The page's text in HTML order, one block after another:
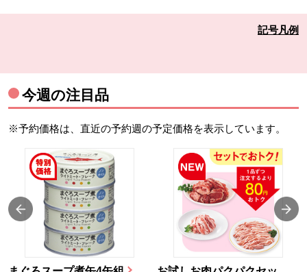
記号凡例
今週の注目品
※予約価格は、直近の予約週の予定価格を表示しています。